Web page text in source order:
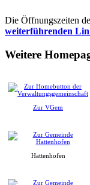
Die Öffnungszeiten
weiterführenden
Weitere
Zur VGem
Hattenhofen